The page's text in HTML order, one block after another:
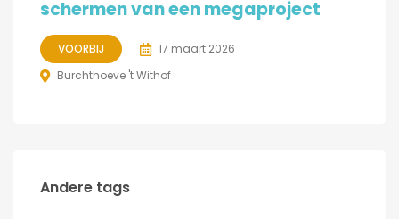
schermen van een megaproject
VOORBIJ
17 maart 2026
Burchthoeve 't Withof
Andere tags